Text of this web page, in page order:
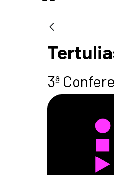
3ª